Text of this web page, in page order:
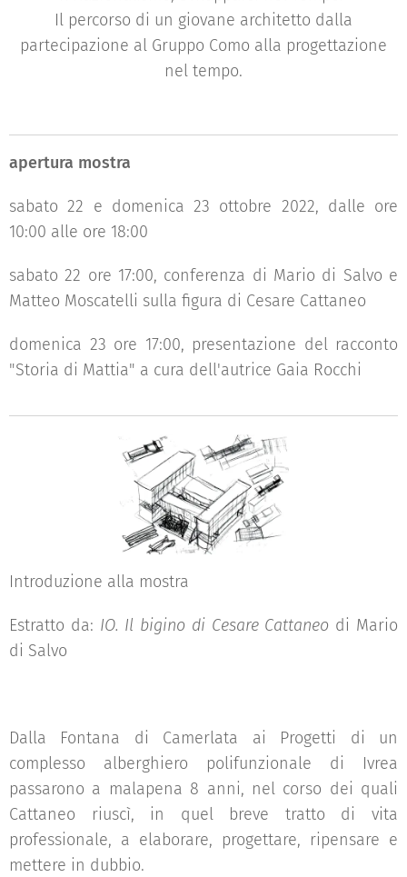
Il percorso di un giovane architetto dalla
partecipazione al Gruppo Como alla progettazione
nel tempo.
apertura mostra
sabato 22 e domenica 23 ottobre 2022, dalle ore
10:00 alle ore 18:00
sabato 22 ore 17:00, conferenza di Mario di Salvo e
Matteo Moscatelli sulla figura di Cesare Cattaneo
domenica 23 ore 17:00, presentazione del racconto
"Storia di Mattia" a cura dell'autrice Gaia Rocchi
Introduzione alla mostra
Estratto da: IO. Il bigino di Cesare Cattaneo di Mario
di Salvo
Dalla Fontana di Camerlata ai Progetti di un
complesso alberghiero polifunzionale di Ivrea
passarono a malapena 8 anni, nel corso dei quali
Cattaneo riuscì, in quel breve tratto di vita
professionale, a elaborare, progettare, ripensare e
mettere in dubbio.